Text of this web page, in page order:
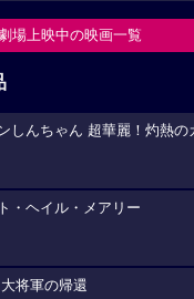
場上映中の映画一覧
しんちゃん 超華麗！灼熱の
・ヘイル・メアリー
将軍の帰還